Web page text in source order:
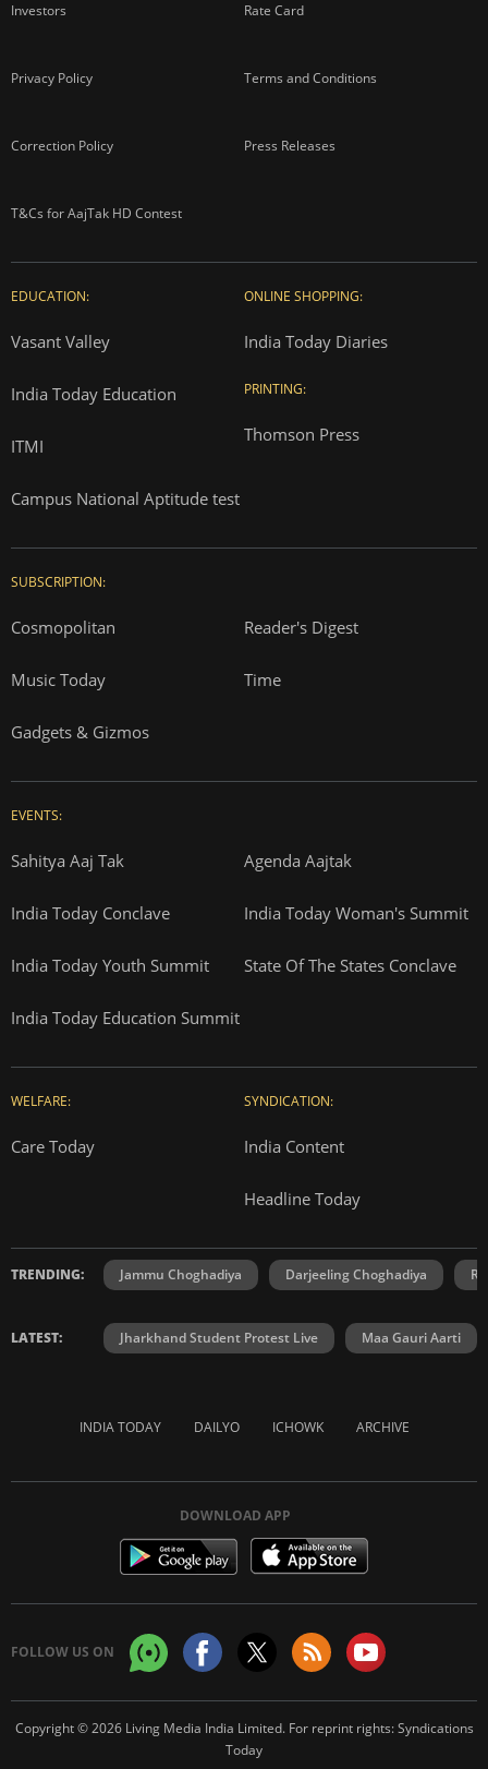
Investors Rate Card
Privacy Policy Terms and Conditions
Correction Policy Press Releases
T&Cs for AajTak HD Contest
EDUCATION:
Vasant Valley
India Today Education
ITMI
Campus National Aptitude test
ONLINE SHOPPING:
India Today Diaries
PRINTING:
Thomson Press
SUBSCRIPTION:
Cosmopolitan Reader's Digest
Music Today Time
Gadgets & Gizmos
EVENTS:
Sahitya Aaj Tak Agenda Aajtak
India Today Conclave India Today Woman's Summit
India Today Youth Summit State Of The States Conclave
India Today Education Summit
WELFARE:
Care Today
SYNDICATION:
India Content
Headline Today
TRENDING: Jammu Choghadiya Darjeeling Choghadiya
LATEST: Jharkhand Student Protest Live Maa Gauri Aarti
INDIA TODAY DAILYO ICHOWK ARCHIVE
DOWNLOAD APP
FOLLOW US ON
Copyright © 2026 Living Media India Limited. For reprint rights:Syndications
Today